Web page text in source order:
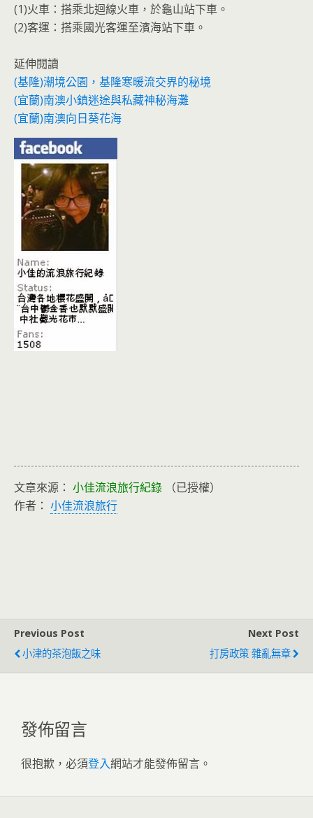
(1)火車：搭乘北迴線火車，於龜山站下車。
(2)客運：搭乘國光客運至濱海站下車。
延伸閱讀
(基隆)潮境公園，基隆寒暖流交界的秘境
(宜蘭)南澳小鎮迷途與私藏神秘海灘
(宜蘭)南澳向日葵花海
文章來源： 小佳流浪旅行紀錄
（已授權）
作者： 小佳流浪旅行
Previous Post
小津的茶泡飯之味
Next Post
打房政策 雜亂無章
發佈留言
很抱歉，必須登入網站才能發佈留言。